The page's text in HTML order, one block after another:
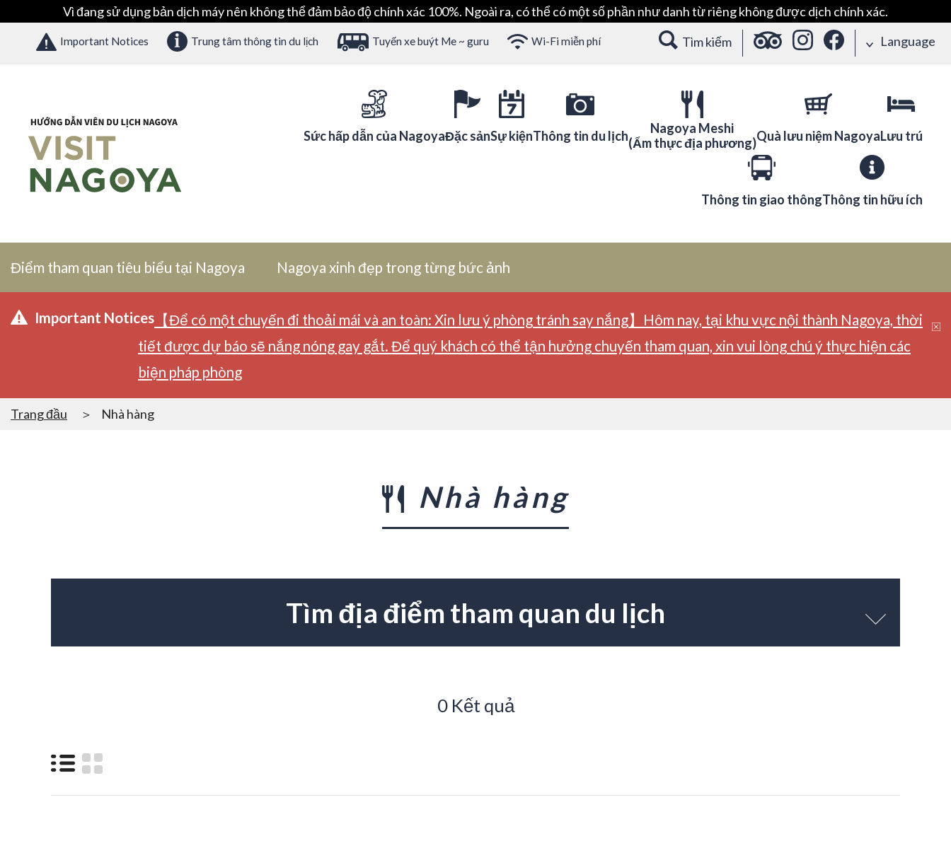
Vì đang sử dụng bản dịch máy nên không thể đảm bảo độ chính xác 100%. Ngoài ra, có thể có một số phần như danh từ riêng không được dịch chính xác.
Important Notices Trung tâm thông tin du lịch Tuyến xe buýt Me ~ guru Wi-Fi miễn phí Tìm kiếm Language
Sức hấp dẫn của NagoyaĐặc sảnSự kiệnThông tin du lịch
Nagoya Meshi
(Ẩm thực địa phương)Quà lưu niệm NagoyaLưu trú
Thông tin giao thôngThông tin hữu ích
Điểm tham quan tiêu biểu tại Nagoya Nagoya xinh đẹp trong từng bức ảnh
Important Notices 【Để có một chuyến đi thoải mái và an toàn: Xin lưu ý phòng tránh say nắng】Hôm nay, tại khu vực nội thành Nagoya, thời
tiết được dự báo sẽ nắng nóng gay gắt. Để quý khách có thể tận hưởng chuyến tham quan, xin vui lòng chú ý thực hiện các
biện pháp phòng
Trang đầu Nhà hàng
Nhà hàng
Tìm địa điểm tham quan du lịch
0 Kết quả